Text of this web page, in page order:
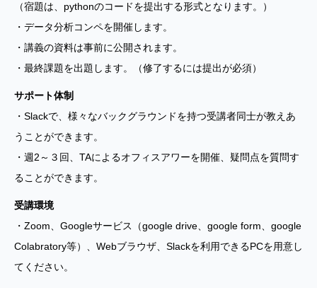
（宿題は、pythonのコードを提出する形式となります。）
・データ分析コンペを開催します。
・講義の資料は事前に公開されます。
・最終課題を出題します。（修了するには提出が必須）
サポート体制
・Slackで、様々なバックグラウンドを持つ受講者同士が教えあ
うことができます。
・週2～３回、TAによるオフィスアワーを開催、疑問点を質問す
ることができます。
受講環境
・Zoom、Googleサービス（google drive、google form、google
Colabratory等）、Webブラウザ、Slackを利用できるPCを用意し
てください。